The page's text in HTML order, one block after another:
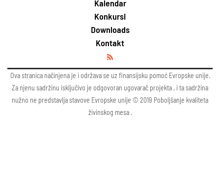
Kalendar
Konkursi
Downloads
Kontakt
Ova stranica načinjena je i održava se uz finansijsku pomoć Evropske unije.
Za njenu sadržinu isključivo je odgovoran ugovarač projekta , i ta sadržina
nužno ne predstavlja stavove Evropske unije © 2019 Poboljšanje kvaliteta
živinskog mesa .